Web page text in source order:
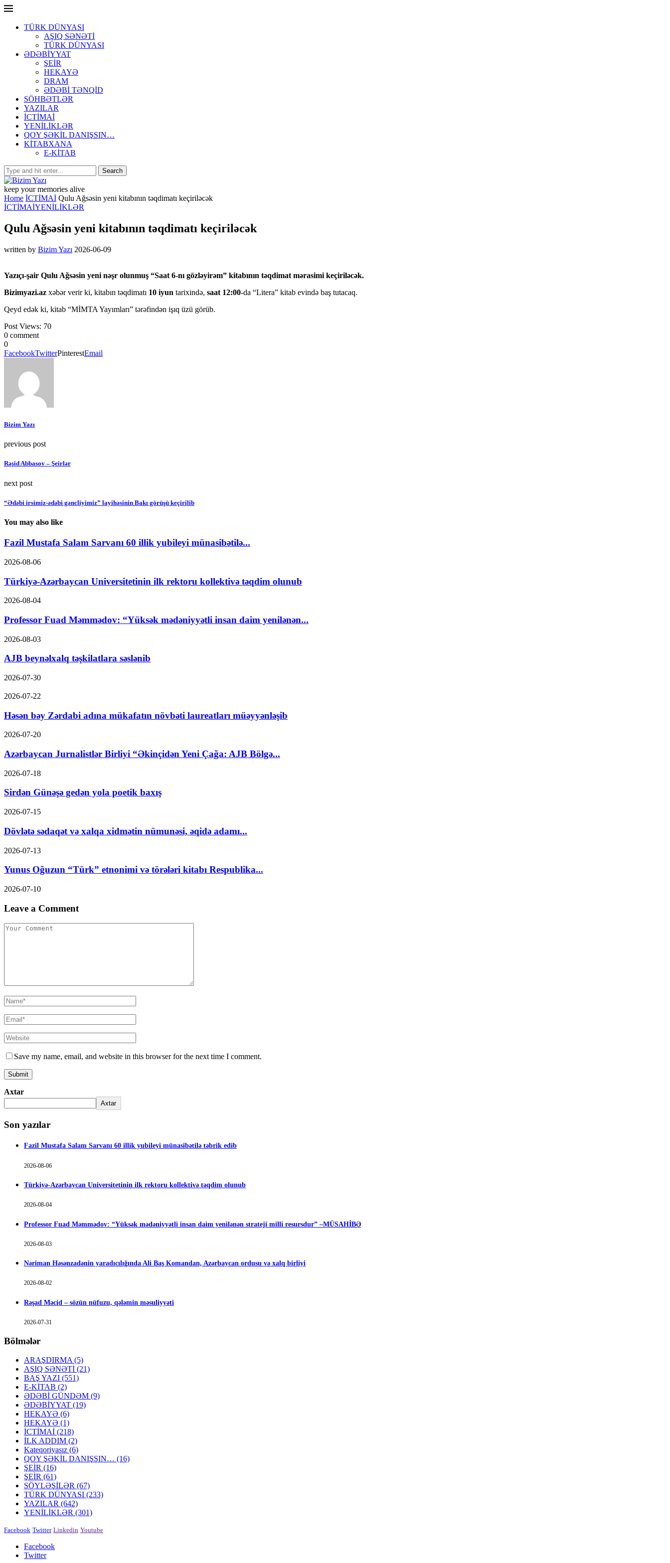
TÜRK DÜNYASI
AŞIQ SƏNƏTİ
TÜRK DÜNYASI
ƏDƏBİYYAT
ŞEİR
HEKAYƏ
DRAM
ƏDƏBİ TƏNQİD
SÖHBƏTLƏR
YAZILAR
İCTİMAİ
YENİLİKLƏR
QOY ŞƏKİL DANIŞSIN…
KİTABXANA
E-KİTAB
keep your memories alive
Home İCTİMAİ Qulu Ağsəsin yeni kitabının təqdimatı keçiriləcək
İCTİMAİYENİLİKLƏR
Qulu Ağsəsin yeni kitabının təqdimatı keçiriləcək
written by Bizim Yazı 2026-06-09
Yazıçı-şair Qulu Ağsəsin yeni nəşr olunmuş “Saat 6-nı gözləyirəm” kitabının təqdimat mərasimi keçiriləcək.
Bizimyazi.az xəbər verir ki, kitabın təqdimatı 10 iyun tarixində, saat 12:00-da “Litera” kitab evində baş tutacaq.
Qeyd edək ki, kitab “MİMTA Yayımları” tərəfindən işıq üzü görüb.
Post Views: 70
0 comment
0
FacebookTwitterPinterestEmail
Bizim Yazı
previous post
Rəşid Abbasov – Şeirlər
next post
“Ədəbi irsimiz-ədəbi gəncliyimiz” layihəsinin Bakı görüşü keçirilib
You may also like
Fazil Mustafa Salam Sarvanı 60 illik yubileyi münasibətilə...
2026-08-06
Türkiyə-Azərbaycan Universitetinin ilk rektoru kollektivə təqdim olunub
2026-08-04
Professor Fuad Məmmədov: “Yüksək mədəniyyətli insan daim yenilənən...
2026-08-03
AJB beynəlxalq təşkilatlara səslənib
2026-07-30
2026-07-22
Həsən bəy Zərdabi adına mükafatın növbəti laureatları müəyyənləşib
2026-07-20
Azərbaycan Jurnalistlər Birliyi “Əkinçidən Yeni Çağa: AJB Bölgə...
2026-07-18
Sirdən Günəşə gedən yola poetik baxış
2026-07-15
Dövlətə sədaqət və xalqa xidmətin nümunəsi, əqidə adamı...
2026-07-13
Yunus Oğuzun “Türk” etnonimi və törələri kitabı Respublika...
2026-07-10
Leave a Comment
Save my name, email, and website in this browser for the next time I comment.
Axtar
Axtar
Son yazılar
Fazil Mustafa Salam Sarvanı 60 illik yubileyi münasibətilə təbrik edib
2026-08-06
Türkiyə-Azərbaycan Universitetinin ilk rektoru kollektivə təqdim olunub
2026-08-04
Professor Fuad Məmmədov: “Yüksək mədəniyyətli insan daim yenilənən strateji milli resursdur” –MÜSAHİBƏ
2026-08-03
Nəriman Həsənzadənin yaradıcılığında Ali Baş Komandan, Azərbaycan ordusu və xalq birliyi
2026-08-02
Rəşad Məcid – sözün nüfuzu, qələmin məsuliyyəti
2026-07-31
Bölmələr
ARAŞDIRMA (5)
AŞIQ SƏNƏTİ (21)
BAŞ YAZI (551)
E-KİTAB (2)
ƏDƏBİ GÜNDƏM (9)
ƏDƏBİYYAT (19)
HEKAYƏ (6)
HEKAYƏ (1)
İCTİMAİ (218)
İLK ADDIM (2)
Kateqoriyasız (6)
QOY ŞƏKİL DANIŞSIN… (16)
ŞEİR (16)
ŞEİR (61)
SÖYLƏŞİLƏR (67)
TÜRK DÜNYASI (233)
YAZILAR (642)
YENİLİKLƏR (301)
Facebook Twitter Linkedin Youtube
Facebook
Twitter